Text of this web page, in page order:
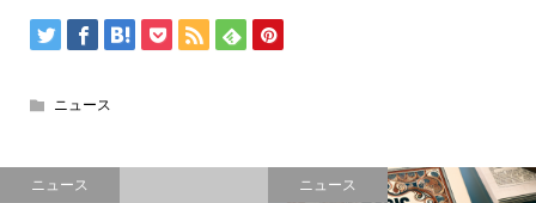
ニュース
ニュース ニュース